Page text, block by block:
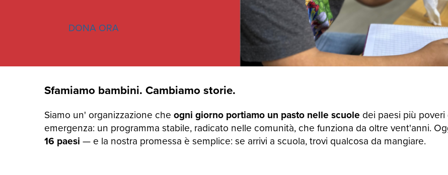
DONA ORA
Sfamiamo bambini. Cambiamo storie.
Siamo un' organizzazione che ogni giorno portiamo un pasto nelle scuole dei paesi più
emergenza: un programma stabile, radicato nelle comunità, che funziona da oltre vent'anni.
16 paesi — e la nostra promessa è semplice: se arrivi a scuola, trovi qualcosa da mangiare.